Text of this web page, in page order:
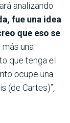
analizando
fue una idea
que eso se
una
que tenga el
ocupe una
(de Cartes)”,